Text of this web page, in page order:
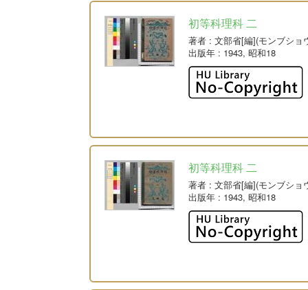
初等科理科 二
著者 : 文部省[編](モンブショ
出版年 : 1943, 昭和18
初等科理科 二
著者 : 文部省[編](モンブショ
出版年 : 1943, 昭和18